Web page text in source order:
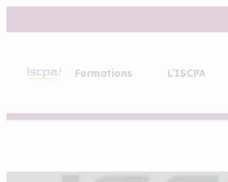
au
Formations L’ISCPA